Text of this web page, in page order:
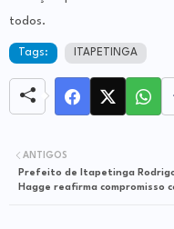
todos.
Tags: ITAPETINGA
ANTIGOS
Prefeito de Itapetinga
Hagge reafirma compromisso